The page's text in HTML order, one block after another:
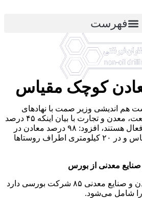
فهرست
هم اندیشی وزیر صمت با نهادهای
سرمایه گذار در بخش صنعت، معدن و تجارت با بیان اینکه ۴۵ درصد
از معادن واگذار شده غیرفعال هستند، افزود: ۹۸ درصد معادن در
مقیاس معادن کوچک مقیاس و در ۲۰ کیلومتری اطراف روستاها
وی اضافه کرد: بخش معدن و صنایع معدنی ۸۵ شرکت بورسی دارد